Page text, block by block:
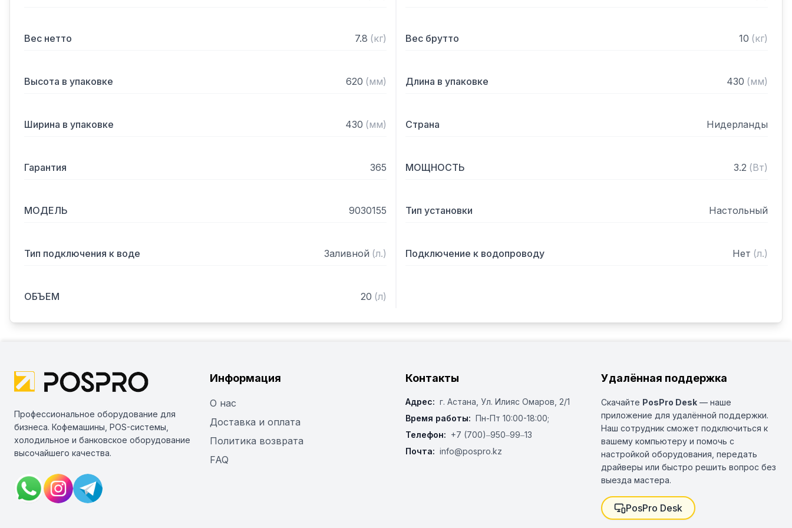
Вес нетто 7.8 (кг) Вес брутто 10 (кг)
Высота в упаковке 620 (мм) Длина в упаковке 430 (мм)
Ширина в упаковке 430 (мм) Страна Нидерланды
Гарантия 365 МОЩНОСТЬ 3.2 (Вт)
МОДЕЛЬ 9030155 Тип установки Настольный
Тип подключения к воде Заливной (л.) Подключение к водопроводу Нет (л.)
ОБЪЕМ 20 (л)
Профессиональное оборудование для
бизнеса. Кофемашины, POS-системы,
холодильное и банковское оборудование
высочайшего качества.
Информация
О нас
Доставка и оплата
Политика возврата
FAQ
Контакты
Адрес: г. Астана, ​Ул. Илияс Омаров, 2/1
Время работы: Пн-Пт 10:00-18:00;
Телефон: +7 (700)‒950‒99‒13
Почта: info@pospro.kz
Удалённая поддержка
Скачайте PosPro Desk — наше
приложение для удалённой поддержки.
Наш сотрудник сможет подключиться к
вашему компьютеру и помочь с
настройкой оборудования, передать
драйверы или быстро решить вопрос без
выезда мастера.
PosPro Desk